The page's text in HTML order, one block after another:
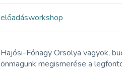
előadásworkshop
Hajósi-Fónagy Orsolya vagyok,
önmagunk megismerése a